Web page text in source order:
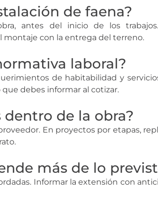
de faena?
antes del inicio de los
con la entrega del terreno.
laboral?
de habitabilidad y
debes informar al cotizar.
de la obra?
En proyectos por etapas,
más de lo
Informar la extensión con